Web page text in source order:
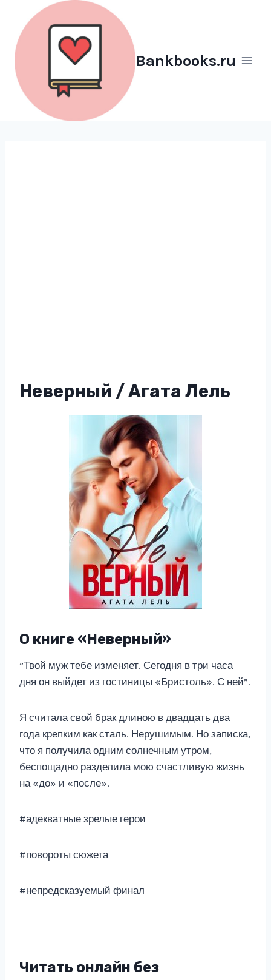
Перейти
содержимому
Bankbooks.ru
Неверный / Агата Лель
О книге «Неверный»
”Твой муж тебе изменяет. Сегодня в три часа
дня он выйдет из гостиницы «Бристоль». С ней”.
Я считала свой брак длиною в двадцать два
года крепким как сталь. Нерушимым. Но записка,
что я получила одним солнечным утром,
беспощадно разделила мою счастливую жизнь
на «до» и «после».
#адекватные зрелые герои
#повороты сюжета
#непредсказуемый финал
Читать онлайн без